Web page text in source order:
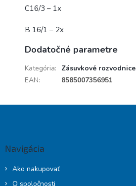
C16/3 – 1x
B 16/1 – 2x
Dodatočné parametre
Kategória:
Zásuvkové rozvodnice
EAN: 8585007356951
Navigácia
Ako nakupovať
O spoločnosti